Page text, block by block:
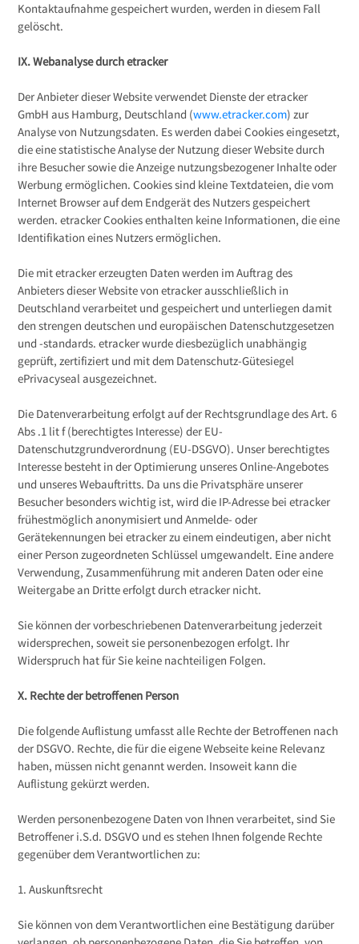
Kontaktaufnahme gespeichert wurden, werden in diesem Fall
gelöscht.
IX. Webanalyse durch etracker
Der Anbieter dieser Website verwendet Dienste der etracker
GmbH aus Hamburg, Deutschland (www.etracker.com) zur
Analyse von Nutzungsdaten. Es werden dabei Cookies eingesetzt,
die eine statistische Analyse der Nutzung dieser Website durch
ihre Besucher sowie die Anzeige nutzungsbezogener Inhalte oder
Werbung ermöglichen. Cookies sind kleine Textdateien, die vom
Internet Browser auf dem Endgerät des Nutzers gespeichert
werden. etracker Cookies enthalten keine Informationen, die eine
Identifikation eines Nutzers ermöglichen.
Die mit etracker erzeugten Daten werden im Auftrag des
Anbieters dieser Website von etracker ausschließlich in
Deutschland verarbeitet und gespeichert und unterliegen damit
den strengen deutschen und europäischen Datenschutzgesetzen
und -standards. etracker wurde diesbezüglich unabhängig
geprüft, zertifiziert und mit dem Datenschutz-Gütesiegel
ePrivacyseal ausgezeichnet.
Die Datenverarbeitung erfolgt auf der Rechtsgrundlage des Art. 6
Abs .1 lit f (berechtigtes Interesse) der EU-
Datenschutzgrundverordnung (EU-DSGVO). Unser berechtigtes
Interesse besteht in der Optimierung unseres Online-Angebotes
und unseres Webauftritts. Da uns die Privatsphäre unserer
Besucher besonders wichtig ist, wird die IP-Adresse bei etracker
frühestmöglich anonymisiert und Anmelde- oder
Gerätekennungen bei etracker zu einem eindeutigen, aber nicht
einer Person zugeordneten Schlüssel umgewandelt. Eine andere
Verwendung, Zusammenführung mit anderen Daten oder eine
Weitergabe an Dritte erfolgt durch etracker nicht.
Sie können der vorbeschriebenen Datenverarbeitung jederzeit
widersprechen, soweit sie personenbezogen erfolgt. Ihr
Widerspruch hat für Sie keine nachteiligen Folgen.
X. Rechte der betroffenen Person
Die folgende Auflistung umfasst alle Rechte der Betroffenen nach
der DSGVO. Rechte, die für die eigene Webseite keine Relevanz
haben, müssen nicht genannt werden. Insoweit kann die
Auflistung gekürzt werden.
Werden personenbezogene Daten von Ihnen verarbeitet, sind Sie
Betroffener i.S.d. DSGVO und es stehen Ihnen folgende Rechte
gegenüber dem Verantwortlichen zu:
1. Auskunftsrecht
Sie können von dem Verantwortlichen eine Bestätigung darüber